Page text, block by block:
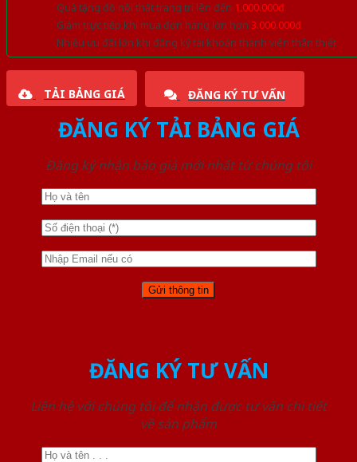
Quà tặng đồ nội thất trang trí lên đến 1.000.000đ
Giảm trực tiếp khi mua đơn hàng lớn hơn 3.000.000đ
Nhiều ưu đãi lớn khi đăng ký tài khoản thành viên thân thiết
TẢI BẢNG GIÁ ĐĂNG KÝ TƯ VẤN
ĐĂNG KÝ TẢI BẢNG GIÁ
Đăng ký nhận báo giá mới nhất từ chúng tôi
ĐĂNG KÝ TƯ VẤN
Liên hệ với chúng tôi để nhận được tư vấn chi tiết
về sản phẩm